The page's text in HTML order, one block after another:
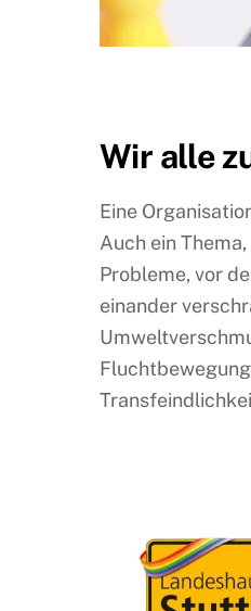
Wir alle
Eine
Auch ein
Probleme, vor
einander
gelöst werden,